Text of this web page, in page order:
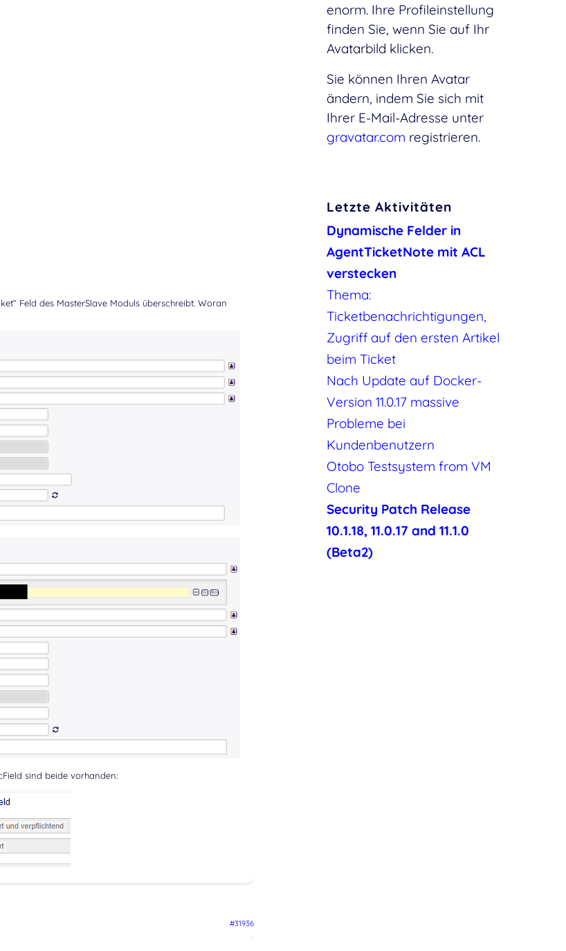
Feld des MasterSlave Moduls überschreibt. Woran
sind beide vorhanden:
#31936
enorm. Ihre Profileinstellung
finden Sie, wenn Sie auf Ihr
Avatarbild klicken.
Sie können Ihren Avatar
ändern, indem Sie sich mit
Ihrer E-Mail-Adresse unter
gravatar.com registrieren.
Letzte Aktivitäten
Dynamische Felder in
AgentTicketNote mit ACL
verstecken
Thema:
Ticketbenachrichtigungen,
Zugriff auf den ersten Artikel
beim Ticket
Nach Update auf Docker-
Version 11.0.17 massive
Probleme bei
Kundenbenutzern
Otobo Testsystem from VM
Clone
Security Patch Release
10.1.18, 11.0.17 and 11.1.0
(Beta2)